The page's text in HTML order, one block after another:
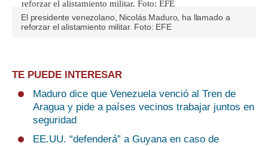
El presidente venezolano, Nicolás Maduro, ha llamado a
reforzar el alistamiento militar. Foto: EFE
TE PUEDE INTERESAR
Maduro dice que Venezuela venció al Tren de
Aragua y pide a países vecinos trabajar juntos en
seguridad
EE.UU. “defenderá” a Guyana en caso de